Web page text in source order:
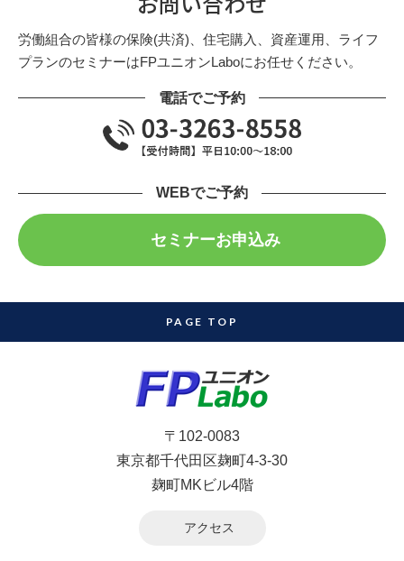
労働組合の皆様の保険(共済)、住宅購入、資産運用、ライフ
プランのセミナーはFPユニオンLaboにお任せください。
電話でご予約
WEBでご予約
セミナーお申込み
PAGE TOP
〒102-0083
東京都千代田区麹町4-3-30
麹町MKビル4階
アクセス